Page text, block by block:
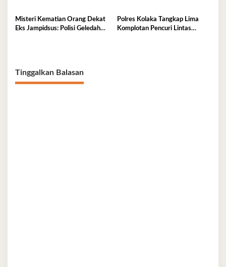
Misteri Kematian Orang Dekat
Eks Jampidsus: Polisi Geledah
Polres Kolaka Tangkap Lima
Komplotan Pencuri Lintas
Tinggalkan Balasan